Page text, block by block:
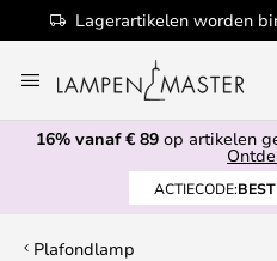
Lagerartikelen worden
naar
de
inhoud
16% vanaf € 89 op artikelen
ACTIECODE:BEST
Plafondlamp